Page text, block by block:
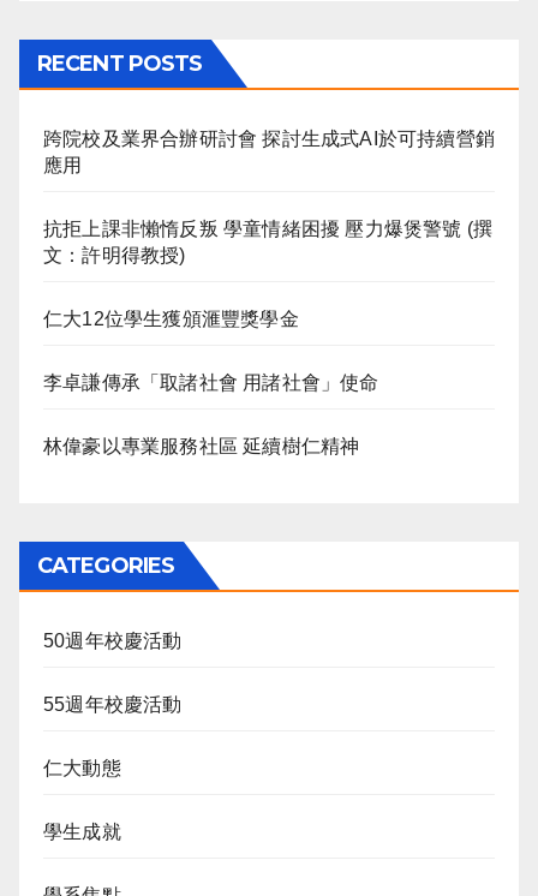
RECENT POSTS
跨院校及業界合辦研討會 探討生成式AI於可持續營銷
應用
抗拒上課非懶惰反叛 學童情緒困擾 壓力爆煲警號 (撰
文：許明得教授)
仁大12位學生獲頒滙豐獎學金
李卓謙傳承「取諸社會 用諸社會」使命
林偉豪以專業服務社區 延續樹仁精神
CATEGORIES
50週年校慶活動
55週年校慶活動
仁大動態
學生成就